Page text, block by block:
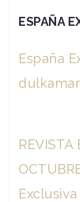
ESPAÑA
España
REVISTA